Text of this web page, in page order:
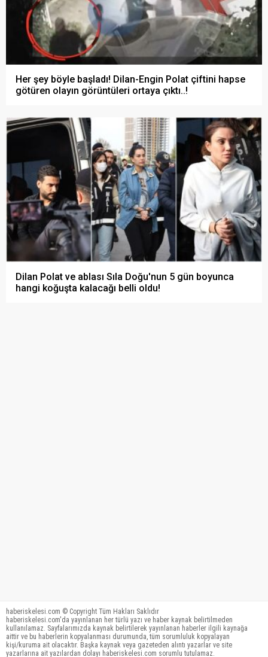
Her şey böyle başladı! Dilan-Engin Polat çiftini hapse
götüren olayın görüntüleri ortaya çıktı..!
Dilan Polat ve ablası Sıla Doğu'nun 5 gün boyunca
hangi koğuşta kalacağı belli oldu!
haberiskelesi.com © Copyright Tüm Hakları Saklıdır
haberiskelesi.com'da yayınlanan her türlü yazı ve haber kaynak belirtilmeden
kullanılamaz. Sayfalarımızda kaynak belirtilerek yayınlanan haberler ilgili kaynağa
aittir ve bu haberlerin kopyalanması durumunda, tüm sorumluluk kopyalayan
kişi/kuruma ait olacaktır. Başka kaynak veya gazeteden alıntı yazarlar ve site
yazarlarına ait yazılardan dolayı haberiskelesi.com sorumlu tutulamaz.